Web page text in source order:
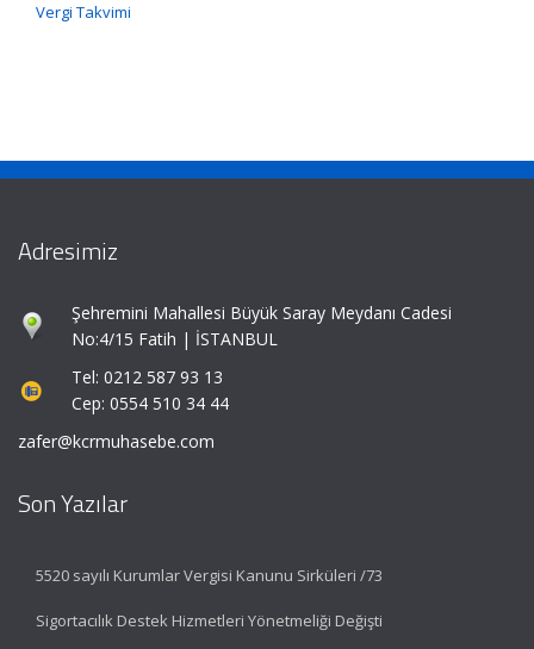
Vergi Takvimi
Adresimiz
Şehremini Mahallesi Büyük Saray Meydanı Cadesi
No:4/15 Fatih | İSTANBUL
Tel: 0212 587 93 13
Cep: 0554 510 34 44
zafer@kcrmuhasebe.com
Son Yazılar
5520 sayılı Kurumlar Vergisi Kanunu Sirküleri /73
Sigortacılık Destek Hizmetleri Yönetmeliği Değişti